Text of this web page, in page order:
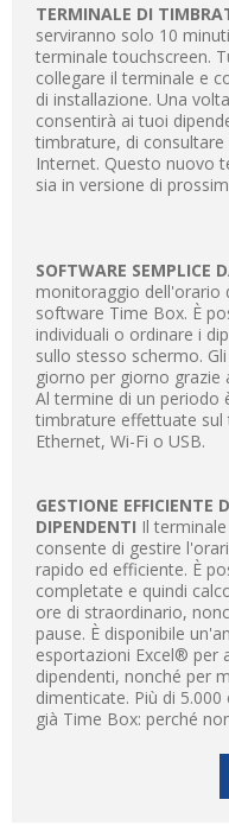
TERMINALE DI
serviranno solo 10
terminale touchscreen.
collegare il terminale e
di installazione. Una
consentirà ai tuoi
timbrature, di
Internet. Questo nuovo
sia in versione di
SOFTWARE SEMPLICE
monitoraggio dell'orario
software Time Box. È
individuali o ordinare i
sullo stesso schermo.
giorno per giorno
Al termine di un periodo
timbrature effettuate
Ethernet, Wi-Fi o USB.
GESTIONE EFFICIENTE
DIPENDENTI Il
consente di gestire
rapido ed efficiente. È
completate e quindi
ore di straordinario,
pause. È disponibile
esportazioni Excel® per
dipendenti, nonché per
dimenticate. Più di
già Time Box: perché